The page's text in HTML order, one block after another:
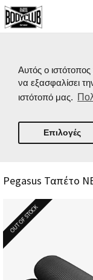
Αυτός ο
να εξασφαλίσει
ιστότοπό μας.
Επιλογές
Pegasus Ταπέτο
OUT OF STOCK